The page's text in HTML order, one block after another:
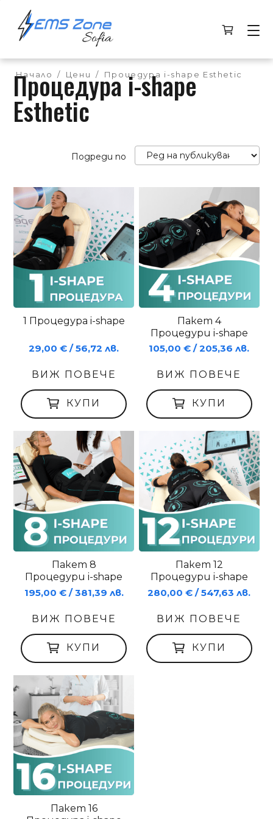
Начало / Цени / Процедура i-shape Esthetic
Процедура i-shape
Esthetic
Подреди по
1 Процедура i-shape
29,00 € / 56,72 лв.
КУПИ
ВИЖ ПОВЕЧЕ
Пакет 4
Процедури i-shape
105,00 € / 205,36 лв.
КУПИ
ВИЖ ПОВЕЧЕ
Пакет 8
Процедури i-shape
195,00 € / 381,39 лв.
КУПИ
ВИЖ ПОВЕЧЕ
Пакет 12
Процедури i-shape
280,00 € / 547,63 лв.
КУПИ
ВИЖ ПОВЕЧЕ
Пакет 16